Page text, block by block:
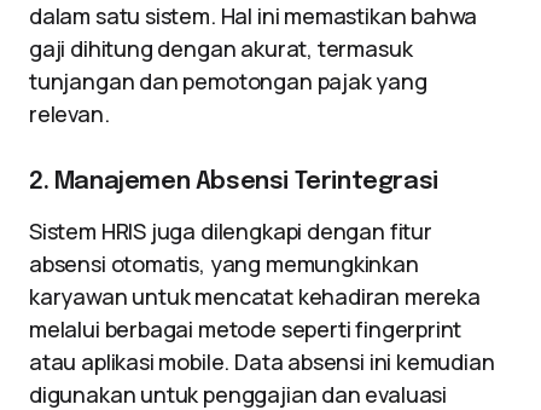
dalam satu sistem. Hal ini memastikan bahwa
gaji dihitung dengan akurat, termasuk
tunjangan dan pemotongan pajak yang
relevan.
2. Manajemen Absensi Terintegrasi
Sistem HRIS juga dilengkapi dengan fitur
absensi otomatis, yang memungkinkan
karyawan untuk mencatat kehadiran mereka
melalui berbagai metode seperti fingerprint
atau aplikasi mobile. Data absensi ini kemudian
digunakan untuk penggajian dan evaluasi